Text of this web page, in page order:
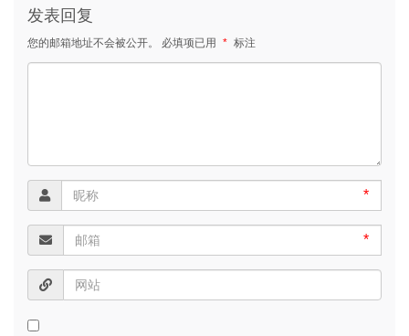
发表回复
您的邮箱地址不会被公开。 必填项已用 * 标注
*
*